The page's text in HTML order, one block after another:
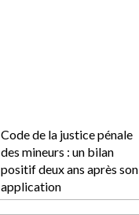
Code de la justice pénale
des mineurs : un bilan
positif deux ans après son
application